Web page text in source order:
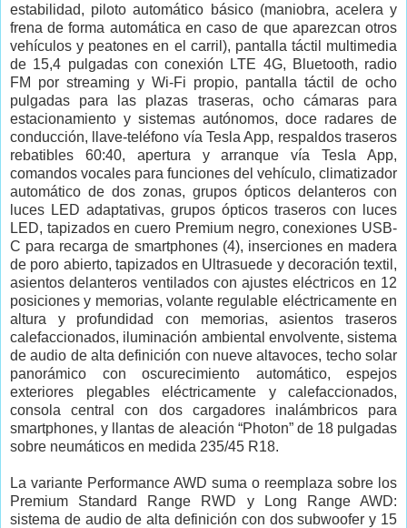
estabilidad, piloto automático básico (maniobra, acelera y
frena de forma automática en caso de que aparezcan otros
vehículos y peatones en el carril), pantalla táctil multimedia
de 15,4 pulgadas con conexión LTE 4G, Bluetooth, radio
FM por streaming y Wi-Fi propio, pantalla táctil de ocho
pulgadas para las plazas traseras, ocho cámaras para
estacionamiento y sistemas autónomos, doce radares de
conducción, llave-teléfono vía Tesla App, respaldos traseros
rebatibles 60:40, apertura y arranque vía Tesla App,
comandos vocales para funciones del vehículo, climatizador
automático de dos zonas, grupos ópticos delanteros con
luces LED adaptativas, grupos ópticos traseros con luces
LED, tapizados en cuero Premium negro, conexiones USB-
C para recarga de smartphones (4), inserciones en madera
de poro abierto, tapizados en Ultrasuede y decoración textil,
asientos delanteros ventilados con ajustes eléctricos en 12
posiciones y memorias, volante regulable eléctricamente en
altura y profundidad con memorias, asientos traseros
calefaccionados, iluminación ambiental envolvente, sistema
de audio de alta definición con nueve altavoces, techo solar
panorámico con oscurecimiento automático, espejos
exteriores plegables eléctricamente y calefaccionados,
consola central con dos cargadores inalámbricos para
smartphones, y llantas de aleación “Photon” de 18 pulgadas
sobre neumáticos en medida 235/45 R18.
La variante Performance AWD suma o reemplaza sobre los
Premium Standard Range RWD y Long Range AWD:
sistema de audio de alta definición con dos subwoofer y 15